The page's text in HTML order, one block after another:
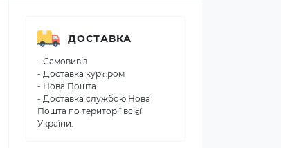
ДОСТАВКА
- Самовивіз
- Доставка кур'єром
- Нова Пошта
- Доставка службою Нова
Пошта по території всієї
України.